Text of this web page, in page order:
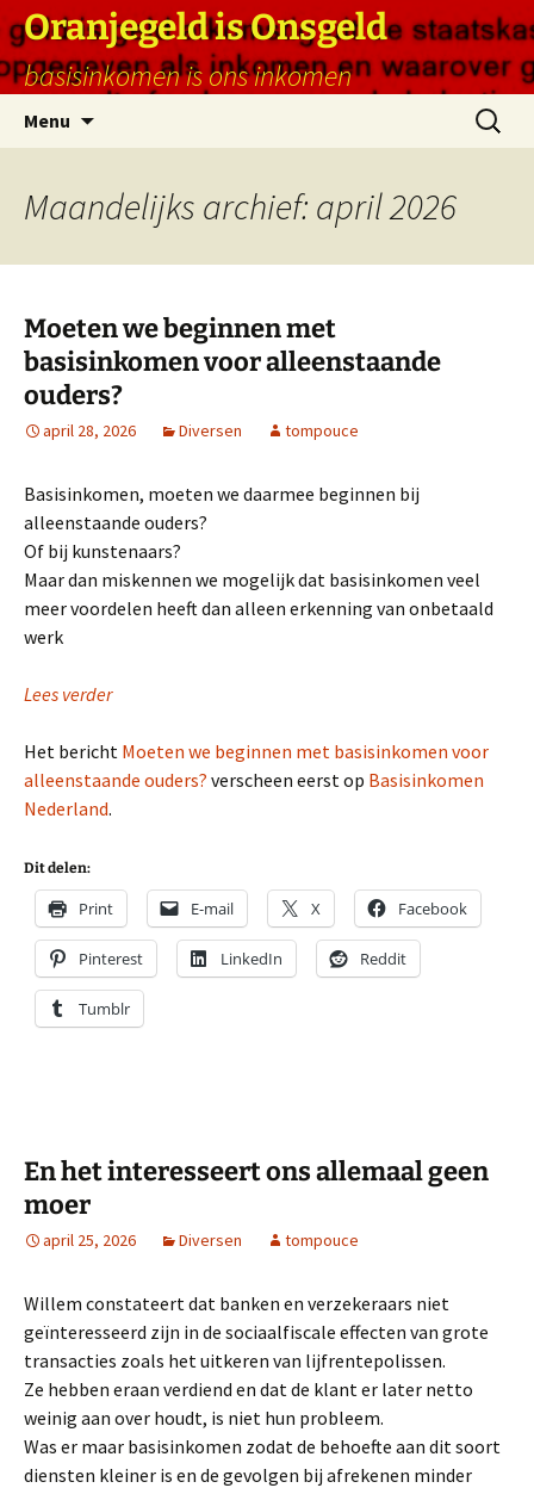
naar
de
inhoud
Oranjegeld is Onsgeld
basisinkomen is ons inkomen
Menu
Zoeken
naar:
Maandelijks archief: april 2026
Moeten we beginnen met
basisinkomen voor alleenstaande
ouders?
april 28, 2026 Diversen tompouce
Basisinkomen, moeten we daarmee beginnen bij
alleenstaande ouders?
Of bij kunstenaars?
Maar dan miskennen we mogelijk dat basisinkomen veel
meer voordelen heeft dan alleen erkenning van onbetaald
werk
Lees verder
Het bericht Moeten we beginnen met basisinkomen voor
alleenstaande ouders? verscheen eerst op Basisinkomen
Nederland.
Dit delen:
Print E-mail X Facebook
Pinterest LinkedIn Reddit
Tumblr
En het interesseert ons allemaal geen
moer
april 25, 2026 Diversen tompouce
Willem constateert dat banken en verzekeraars niet
geïnteresseerd zijn in de sociaalfiscale effecten van grote
transacties zoals het uitkeren van lijfrentepolissen.
Ze hebben eraan verdiend en dat de klant er later netto
weinig aan over houdt, is niet hun probleem.
Was er maar basisinkomen zodat de behoefte aan dit soort
diensten kleiner is en de gevolgen bij afrekenen minder